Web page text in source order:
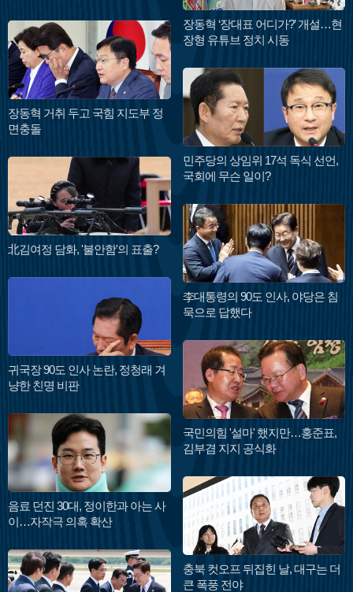
장동혁 거취 두고 국힘 지도부 정
면충돌
北김여정 담화, '불안함'의 표출?
귀국장 90도 인사 논란, 정청래 겨
냥한 친명 비판
음료 던진 30대, 정이한과 아는 사
이…자작극 의혹 확산
장동혁 ‘장대표 어디가?’ 개설…현
장형 유튜브 정치 시동
민주당의 상임위 17석 독식 선언,
국회에 무슨 일이?
李대통령의 90도 인사, 야당은 침
묵으로 답했다
국민의힘 '설마' 했지만…홍준표,
김부겸 지지 공식화
충북 컷오프 뒤집힌 날, 대구는 더
큰 폭풍 전야